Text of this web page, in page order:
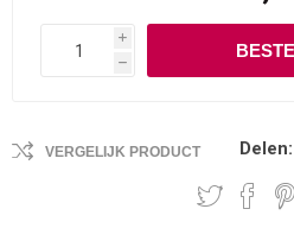
VERGELIJK PRODUCT
i
h
Delen: